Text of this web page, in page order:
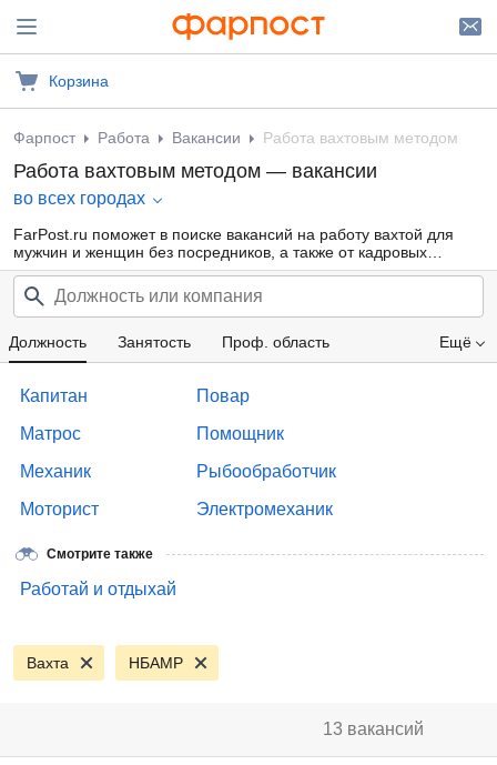
Корзина
Фарпост Работа Вакансии Работа вахтовым методом
Работа вахтовым методом — вакансии
во всех городах
FarPost.ru поможет в поиске вакансий на работу вахтой для
мужчин и женщин без посредников, а также от кадровых
агентств. Множество объявлений с работой вахтовым методом
на севере. Ежедневные обновления.
Ещё
Должность Занятость Проф. область
Зарплата
Капитан
Матрос
Механик
Моторист
Повар
Помощник
Рыбообработчик
Электромеханик
Смотрите также
Работай и отдыхай
Вахта НБАМР
13 вакансий